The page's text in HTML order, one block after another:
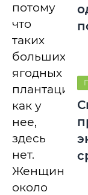
потому
что
таких
больших
ягодных
плантаций,
как у
нее,
здесь
нет.
Женщина
около